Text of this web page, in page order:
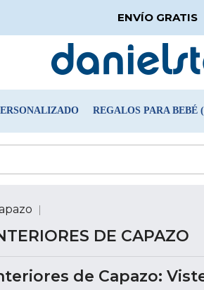
ENVÍO GRATIS
REGALOS PARA BEBÉ
DE CAPAZO
de Capazo: